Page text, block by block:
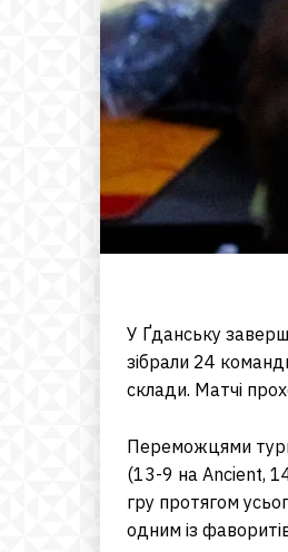
У Ґданську
зібрали 24
склади. Матчі
Переможцями
(13-9 на Ancient,
гру протягом
одним із